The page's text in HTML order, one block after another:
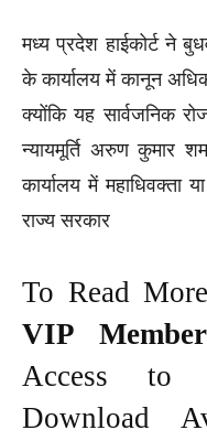
मध्य प्रदेश हाईकोर्ट ने
के कार्यालय में कानून
क्योंकि यह सार्वजनिक
न्यायमूर्ति अरुण कुमार
कार्यालय में महाधिवक्ता
राज्य सरकार
To Read
VIP
Access to
Download